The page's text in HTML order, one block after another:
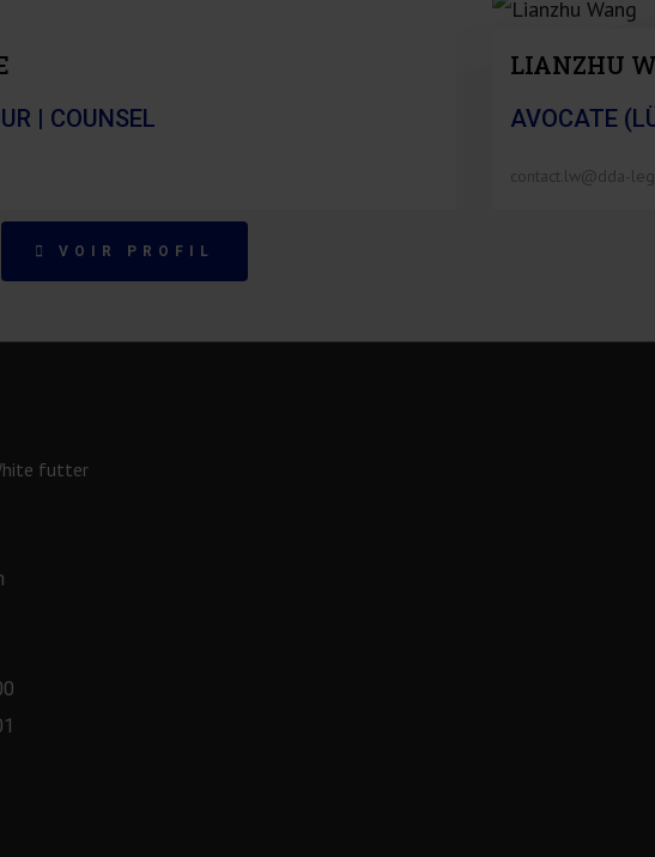
| COUNSEL
VOIR PROFIL
LIANZHU
AVOCATE
contact.lw@dda-